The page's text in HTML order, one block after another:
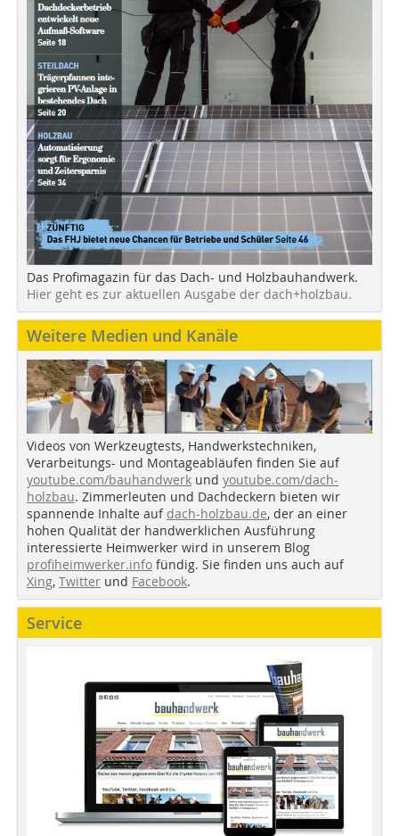
Das Profimagazin für das Dach- und Holzbauhandwerk.
Hier geht es zur aktuellen Ausgabe der dach+holzbau.
Weitere Medien und Kanäle
Videos von Werkzeugtests, Handwerkstechniken,
Verarbeitungs- und Montageabläufen finden Sie auf
youtube.com/bauhandwerk und youtube.com/dach-
holzbau. Zimmerleuten und Dachdeckern bieten wir
spannende Inhalte auf dach-holzbau.de, der an einer
hohen Qualität der handwerklichen Ausführung
interessierte Heimwerker wird in unserem Blog
profiheimwerker.info fündig. Sie finden uns auch auf
Xing, Twitter und Facebook.
Service